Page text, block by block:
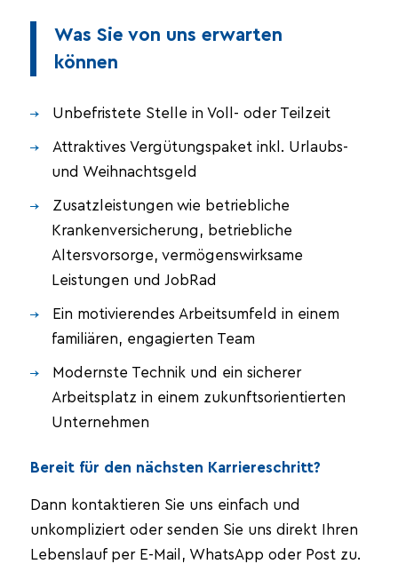
Was Sie von uns erwarten
können
Unbefristete Stelle in Voll- oder Teilzeit
Attraktives Vergütungspaket inkl. Urlaubs-
und Weihnachtsgeld
Zusatzleistungen wie betriebliche
Krankenversicherung, betriebliche
Altersvorsorge, vermögenswirksame
Leistungen und JobRad
Ein motivierendes Arbeitsumfeld in einem
familiären, engagierten Team
Modernste Technik und ein sicherer
Arbeitsplatz in einem zukunftsorientierten
Unternehmen
Bereit für den nächsten Karriereschritt?
Dann kontaktieren Sie uns einfach und
unkompliziert oder senden Sie uns direkt Ihren
Lebenslauf per E-Mail, WhatsApp oder Post zu.